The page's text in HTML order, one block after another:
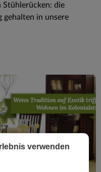
verwenden
Stühlerücken: die
gehalten in unsere